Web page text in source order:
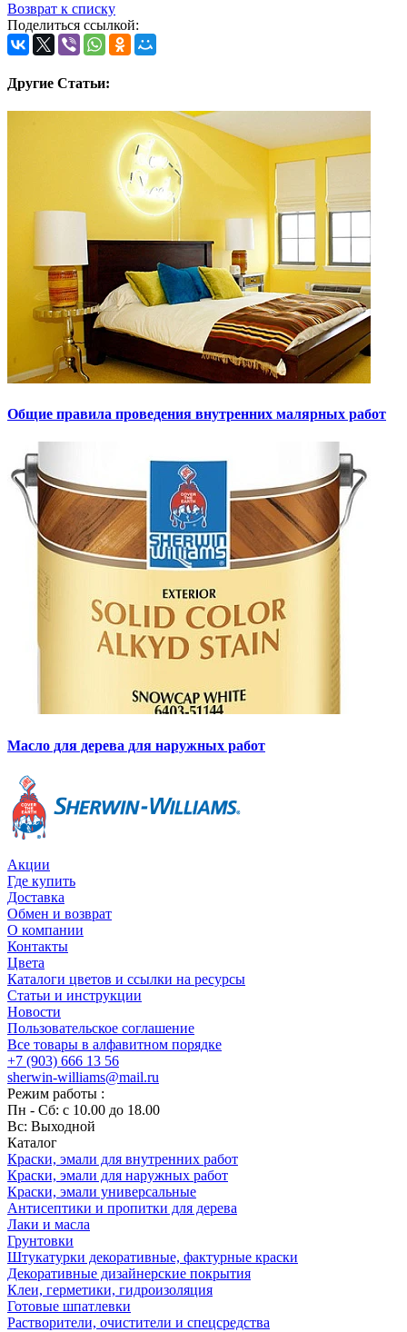
Возврат к списку
Поделиться ссылкой:
Другие Статьи:
Общие правила проведения внутренних малярных работ
Масло для дерева для наружных работ
Акции
Где купить
Доставка
Обмен и возврат
О компании
Контакты
Цвета
Каталоги цветов и ссылки на ресурсы
Статьи и инструкции
Новости
Пользовательское соглашение
Все товары в алфавитном порядке
+7 (903) 666 13 56
sherwin-williams@mail.ru
Режим работы :
Пн - Сб: с 10.00 до 18.00
Вс: Выходной
Каталог
Краски, эмали для внутренних работ
Краски, эмали для наружных работ
Краски, эмали универсальные
Антисептики и пропитки для дерева
Лаки и масла
Грунтовки
Штукатурки декоративные, фактурные краски
Декоративные дизайнерские покрытия
Клеи, герметики, гидроизоляция
Готовые шпатлевки
Растворители, очистители и спецсредства